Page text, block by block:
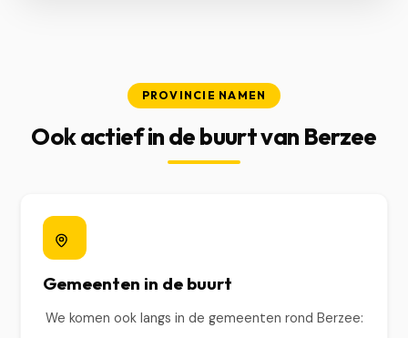
PROVINCIE NAMEN
Ook actief in de buurt van Berzee
Gemeenten in de buurt
We komen ook langs in de gemeenten rond Berzee: